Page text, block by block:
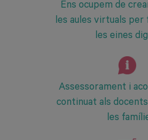
Ens ocupem de
les aules virtuals per
les eines
Assessorament i
continuat als
les